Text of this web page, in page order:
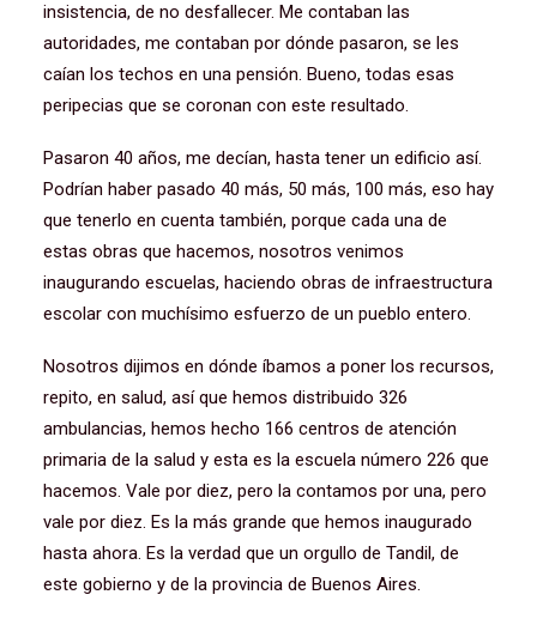
insistencia, de no desfallecer. Me contaban las
autoridades, me contaban por dónde pasaron, se les
caían los techos en una pensión. Bueno, todas esas
peripecias que se coronan con este resultado.
Pasaron 40 años, me decían, hasta tener un edificio así.
Podrían haber pasado 40 más, 50 más, 100 más, eso hay
que tenerlo en cuenta también, porque cada una de
estas obras que hacemos, nosotros venimos
inaugurando escuelas, haciendo obras de infraestructura
escolar con muchísimo esfuerzo de un pueblo entero.
Nosotros dijimos en dónde íbamos a poner los recursos,
repito, en salud, así que hemos distribuido 326
ambulancias, hemos hecho 166 centros de atención
primaria de la salud y esta es la escuela número 226 que
hacemos. Vale por diez, pero la contamos por una, pero
vale por diez. Es la más grande que hemos inaugurado
hasta ahora. Es la verdad que un orgullo de Tandil, de
este gobierno y de la provincia de Buenos Aires.